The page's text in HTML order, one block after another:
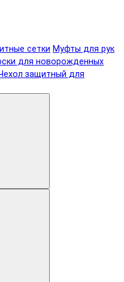
сетки Муфты для рук
для новорожденных
защитный для